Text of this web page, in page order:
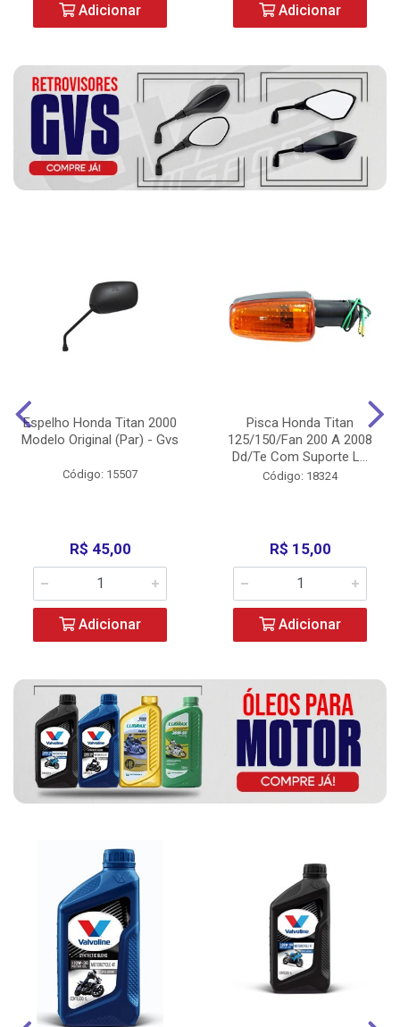
Adicionar Adicionar
Espelho Honda Titan 2000
Modelo Original (Par) - Gvs
Código: 15507
R$ 45,00
Adicionar
Pisca Honda Titan
125/150/Fan 200 A 2008
Dd/Te Com Suporte L...
Código: 18324
R$ 15,00
Adicionar